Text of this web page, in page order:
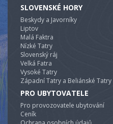
SLOVENSKÉ HORY
Beskydy a Javorníky
Liptov
Malá Faktra
Nízké Tatry
Slovenský ráj
Velká Fatra
Vysoké Tatry
Západní Tatry a Beliánské Tatry
PRO UBYTOVATELE
Pro provozovatele ubytování
Ceník